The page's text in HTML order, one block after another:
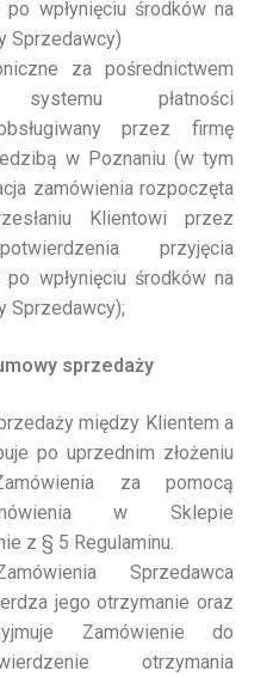
wpłynięciu środków na
Sprzedawcy)
za pośrednictwem
systemu płatności
przez firmę
w Poznaniu (w tym
zamówienia rozpoczęta
Klientowi przez
przyjęcia
wpłynięciu środków na
Sprzedawcy);
sprzedaży
między Klientem a
po uprzednim złożeniu
za pomocą
w Sklepie
z § 5 Regulaminu.
Sprzedawca
jego otrzymanie oraz
Zamówienie do
otrzymania